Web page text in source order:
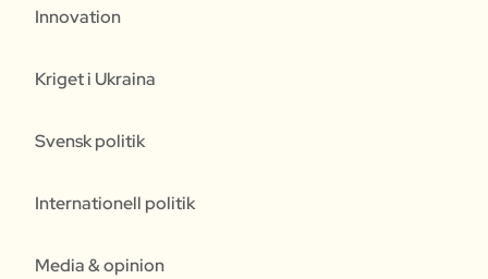
Innovation
Kriget i Ukraina
Svensk politik
Internationell politik
Media & opinion